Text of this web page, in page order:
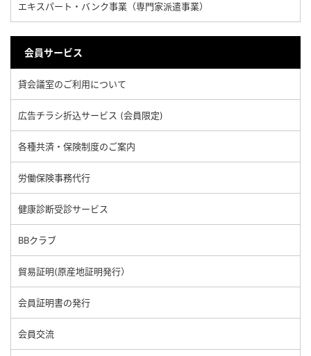
エキスパート・バンク事業（専門家派遣事業）
会員サービス
貸会議室のご利用について
広告チラシ折込サービス (会員限定)
各種共済・保険制度のご案内
労働保険事務代行
健康診断受診サービス
BBクラブ
貿易証明(原産地証明発行）
会員証明書の発行
会員交流